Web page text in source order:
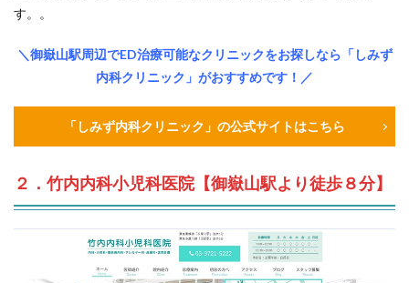
す。。
＼御嶽山駅周辺でED治療可能なクリニックをお探しなら「しみず
内科クリニック」がおすすめです！／
「しみず内科クリニック」の公式サイトはこちら
２．竹内内科小児科医院【御嶽山駅より徒歩８分】